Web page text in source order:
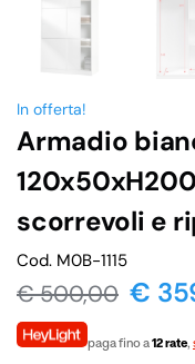
In offerta!
Armadio
scorrevoli e
Cod. M0B-1115
€500,00 €
paga fino a12 rate,